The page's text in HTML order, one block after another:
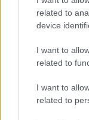
related to
device
I want to
related to
I want to
related to